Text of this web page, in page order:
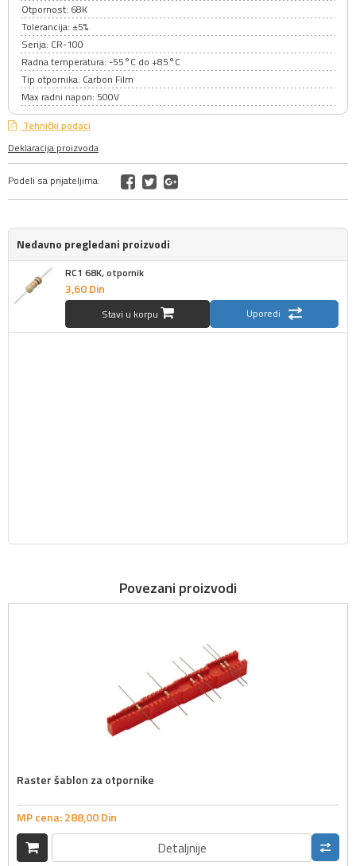
Otpornost: 68K
Tolerancija: ±5%
Serija: CR-100
Radna temperatura: -55°C do +85°C
Tip otpornika: Carbon Film
Max radni napon: 500V
Tehnički podaci
Deklaracija proizvoda
Podeli sa prijateljima:
Nedavno pregledani proizvodi
RC1 68K, otpornik
3,60Din
Stavi u korpu Uporedi
Povezani proizvodi
Raster šablon za otpornike
MP cena:288,00Din
Detaljnije